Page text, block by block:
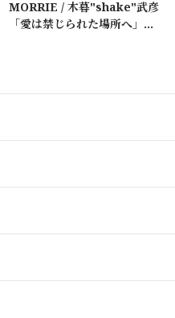
MORRIE / 木暮"shake"武彦
「愛は禁じられた場所へ」